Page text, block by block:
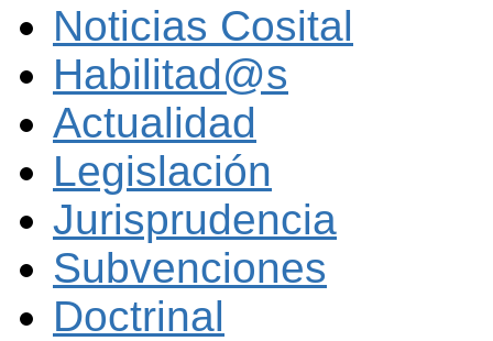
Noticias Cosital
Habilitad@s
Actualidad
Legislación
Jurisprudencia
Subvenciones
Doctrinal